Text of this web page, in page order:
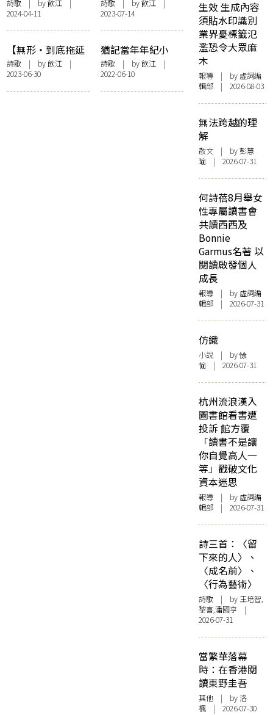
奧本默默和特特特
根斯坦（問疾）
詩歌 | by飲江
2024-04-11
拉）、〈媚俗三
題〉（外一首）、
〈衰年變法〉（擬
蔡炎培教授）
詩歌| by飲江|
2023-07-14
【無形・到底拖延
過甚麼事】善良的
人坐在善良的樹下
之 拖延（懷所羅門
詩歌 | by飲江 |
2023-06-30
猶記當年年紀小
（4分33秒又3秒）
詩歌| by飲江|
2022-06-10
生效 生成內容
須貼水印識別
業界憂標籤氾
濫恐令大眾麻
木
報導 | by 虛詞編
輯部 | 2026-08-03
無法跨越的理
解
散文 | by 彭慧
瑜 | 2026-07-31
何詩蓓8月舉女
性專屬讀書會
共讀西西及
Bonnie
Garmus名著 以
閱讀啟發個人
成長
報導 | by 虛詞編
輯部 | 2026-07-31
仿織
小說 | by 悇
愉 | 2026-07-31
杭州流浪漢入
圖書館看書遭
投訴 館方覆
「讀書不是讓
你自覺高人一
等」戳破文化
資本迷思
報導 | by 虛詞編
輯部 | 2026-07-31
詩三首：〈留
下來的人〉、
〈成名前〉、
〈行為藝術〉
詩歌 | by 王培智,
黎喜,潘國亨 |
2026-07-31
當繁華落幕
時：在香港閱
讀東野圭吾
其他 | by洛
楓 | 2026-07-30